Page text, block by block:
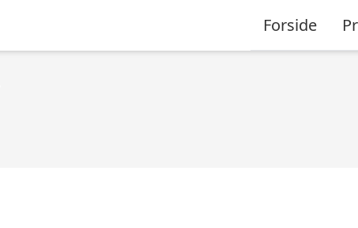
Forside